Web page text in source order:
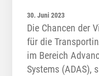
30. Juni 2023
Die Chancen der
für die
im Bereich
Systems (ADAS),